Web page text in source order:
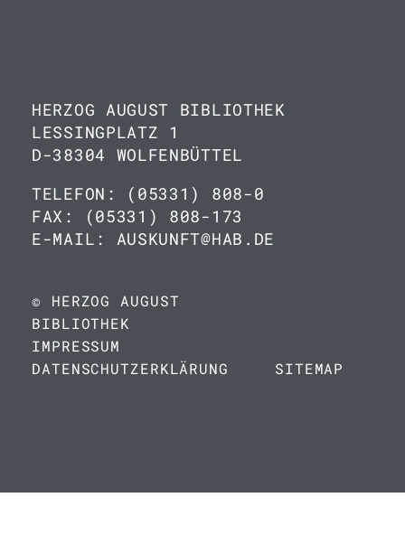
HERZOG AUGUST BIBLIOTHEK
LESSINGPLATZ 1
D-38304 WOLFENBÜTTEL
TELEFON: (05331) 808-0
FAX: (05331) 808-173
E-MAIL: AUSKUNFT@HAB.DE
© HERZOG AUGUST
BIBLIOTHEK
IMPRESSUM
DATENSCHUTZERKLÄRUNG
SITEMAP